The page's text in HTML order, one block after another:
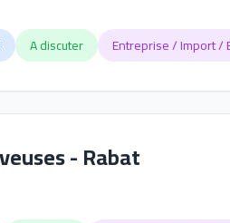
A discuter Entreprise / Import /
- Rabat